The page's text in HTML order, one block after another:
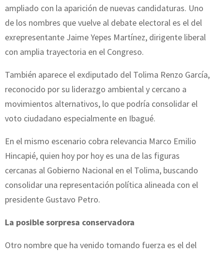
ampliado con la aparición de nuevas candidaturas. Uno
de los nombres que vuelve al debate electoral es el del
exrepresentante Jaime Yepes Martínez, dirigente liberal
con amplia trayectoria en el Congreso.
También aparece el exdiputado del Tolima Renzo García,
reconocido por su liderazgo ambiental y cercano a
movimientos alternativos, lo que podría consolidar el
voto ciudadano especialmente en Ibagué.
En el mismo escenario cobra relevancia Marco Emilio
Hincapié, quien hoy por hoy es una de las figuras
cercanas al Gobierno Nacional en el Tolima, buscando
consolidar una representación política alineada con el
presidente Gustavo Petro.
La posible sorpresa conservadora
Otro nombre que ha venido tomando fuerza es el del